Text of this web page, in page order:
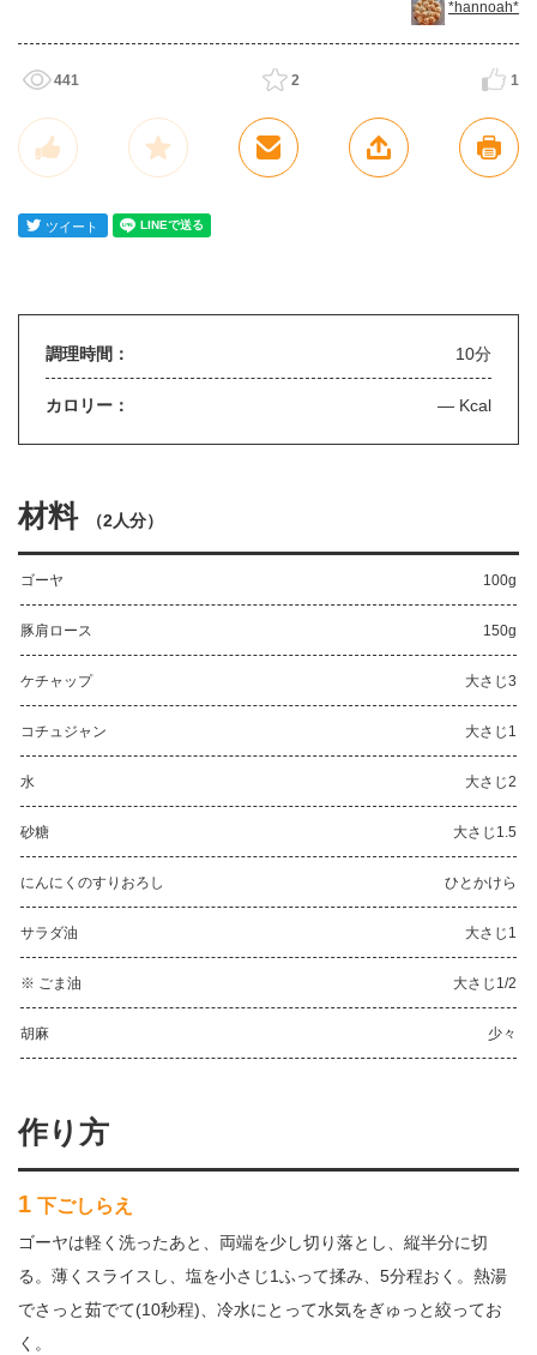
*hannoah*
441 2 1
調理時間： 10分
カロリー： — Kcal
材料 （2人分）
ゴーヤ 100g
豚肩ロース 150g
ケチャップ 大さじ3
コチュジャン 大さじ1
水 大さじ2
砂糖 大さじ1.5
にんにくのすりおろし ひとかけら
サラダ油 大さじ1
※ ごま油 大さじ1/2
胡麻 少々
作り方
1 下ごしらえ
ゴーヤは軽く洗ったあと、両端を少し切り落とし、縦半分に切
る。薄くスライスし、塩を小さじ1ふって揉み、5分程おく。熱湯
でさっと茹でて(10秒程)、冷水にとって水気をぎゅっと絞ってお
く。